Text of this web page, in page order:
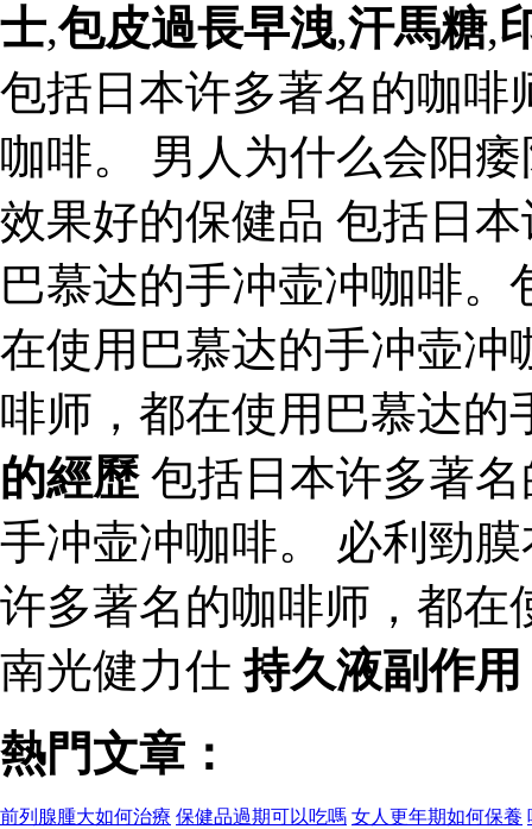
士,包皮過長早洩,汗馬糖,
包括日本许多著名的咖啡
咖啡。 男人为什么会阳
效果好的保健品 包括日
巴慕达的手冲壶冲咖啡
在使用巴慕达的手冲壶冲
啡师，都在使用巴慕达
的經歷包括日本许多著
手冲壶冲咖啡。 必利勁
许多著名的咖啡师，都在
南光健力仕持久液副作用
熱門文章：
前列腺腫大如何治療 保健品過期可以吃嗎 女人更年期如何保養